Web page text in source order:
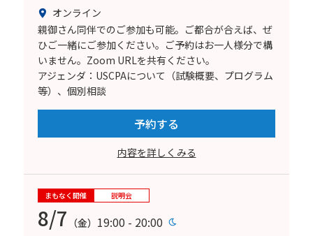
オンライン
親御さん同伴でのご参加も可能。ご都合が合えば、ぜ
ひご一緒にご参加ください。ご予約はお一人様分で構
いません。Zoom URLを共有ください。
アジェンダ：USCPAについて（試験概要、プログラム
等）、個別相談
予約する
内容を詳しくみる
まもなく開催 説明会
8/7 （金） 19:00 - 20:00